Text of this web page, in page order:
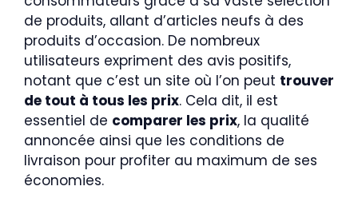
de produits, allant d’articles neufs à des
produits d’occasion. De nombreux
utilisateurs expriment des avis positifs,
notant que c’est un site où l’on peut trouver
de tout à tous les prix. Cela dit, il est
essentiel de comparer les prix, la qualité
annoncée ainsi que les conditions de
livraison pour profiter au maximum de ses
économies.